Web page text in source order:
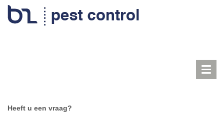
Heeft u een vraag?